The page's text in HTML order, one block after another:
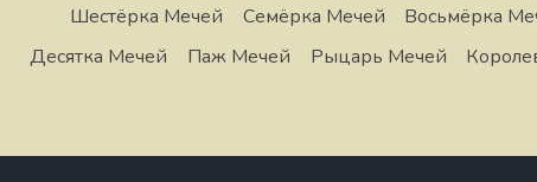
Шестёрка Мечей
Семёрка Мечей Восьмёрка
Десятка Мечей
Паж Мечей Рыцарь Мечей